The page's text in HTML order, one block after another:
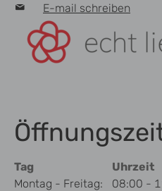
E-mail schreiben
Tag
Uhrzeit
Montag - Freitag:
08:00 -